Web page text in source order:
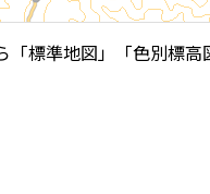
標準地図」「色別標